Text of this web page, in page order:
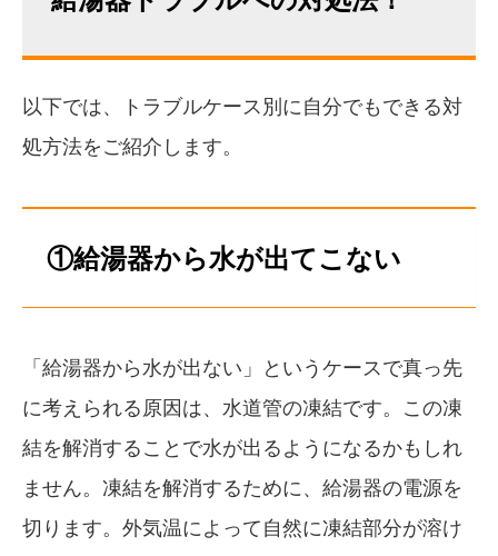
以下では、トラブルケース別に自分でもできる対
処方法をご紹介します。
①給湯器から水が出てこない
「給湯器から水が出ない」というケースで真っ先
に考えられる原因は、水道管の凍結です。この凍
結を解消することで水が出るようになるかもしれ
ません。凍結を解消するために、給湯器の電源を
切ります。外気温によって自然に凍結部分が溶け